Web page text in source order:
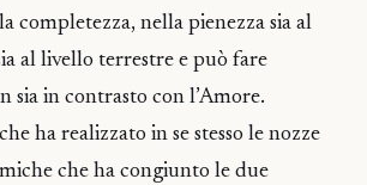
completezza, nella pienezza sia al
al livello terrestre e può fare
sia in contrasto con l’Amore.
ha realizzato in se stesso le nozze
che ha congiunto le due